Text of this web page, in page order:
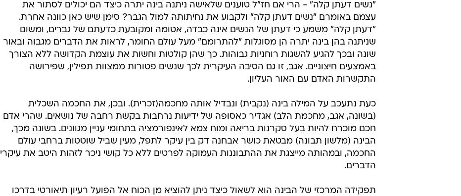
"נשים דעתן קלה" - הרי אם חז"ל טוענים שלאישה ניתנה בינה יתרה כיצד הם יכולים לסתור את
עצמם באומרם "נשים דעתן קלה" ולקבוע את נחיתותה למול הגבר? סימן שיש כאן כוונה אחרת.
"דעתן קלה" משמע כי דעתן של הנשים אינה כבדה, אטומה ומקובעת כדעתם של גברים, ומשום
שניתנה בהן בינה יתרה הן מסוגלות "להתרומם" מעל עולם החומר, לראות את הדברים מגבוה ובאור
שונה ובכך להגיע להשגות רוחניות גבוהות. כך שהן קולטות וחשות את עוצמת הקדושה ללא הצורך
באמצעים חיצוניים. אגב, זו גם הסיבה העיקרית לכך שנשים פטורות ממצוות תפילין, שפירושה
התקשרות האדם עם האור העליון.
כעת נתעכב על המילה בינה (נקבית) ונבדיל אותה מחכמה(זכרית). ובכן, את החכמה השכלית
(בשונה, אגב, מחכמת הלב) אגדיר כאסופה של ידיעות נרחבות בקשת רחבה של נושאים. שהרי אדם
חכם מוכרח להיות בעל סקרנות בריאה ומוח צמא לאינפורמציה בתחומי עניין מגוונים. בשונה מכך,
הבינה (מלשון תבונה) מבטאת כושר אבחנה דק בין עיקר לתפל, מעין שביל שוטטות ברחבי עולם
החכמה, ובמהותה מייצגת את ההתבוננות העמוקה לפרטים ללא כל קושי ניכר לזהות היטב את עיקרי
הדברים.
תפקידה המרכזי של הבינה הוא לשאול כיצד ניתן להוציא מן הכוח אל הפועל רעיון תיאורטי בדרכו